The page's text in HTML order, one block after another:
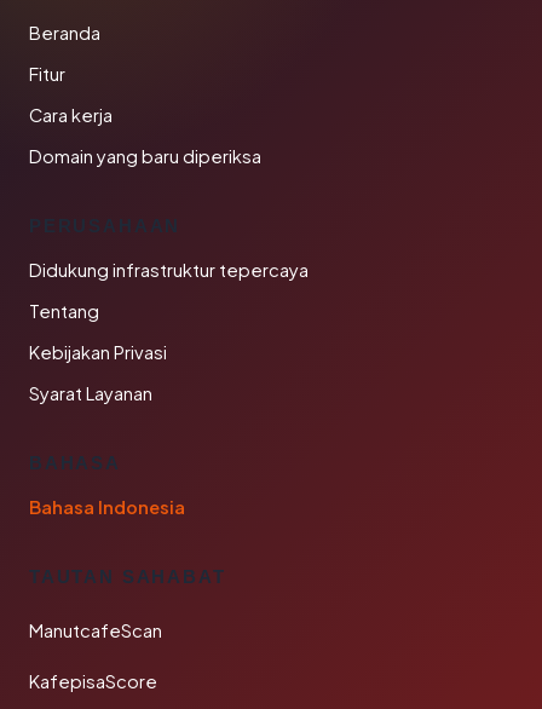
Beranda
Fitur
Cara kerja
Domain yang baru diperiksa
PERUSAHAAN
Didukung infrastruktur tepercaya
Tentang
Kebijakan Privasi
Syarat Layanan
BAHASA
Bahasa Indonesia
TAUTAN SAHABAT
ManutcafeScan
KafepisaScore